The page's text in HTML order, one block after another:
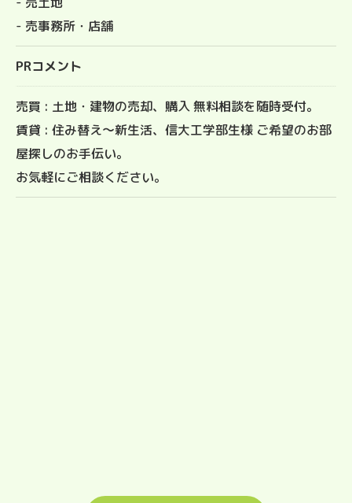
- 売事務所・店舗
PRコメント
売買 : 土地・建物の売却、購入 無料相談を随時受付。
賃貸 : 住み替え〜新生活、信大工学部生様 ご希望のお部
屋探しのお手伝い。
お気軽にご相談ください。